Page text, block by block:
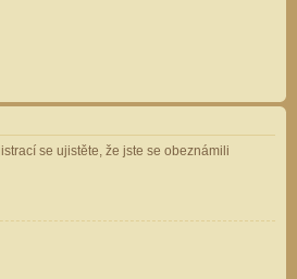
se ujistěte, že jste se obeznámili